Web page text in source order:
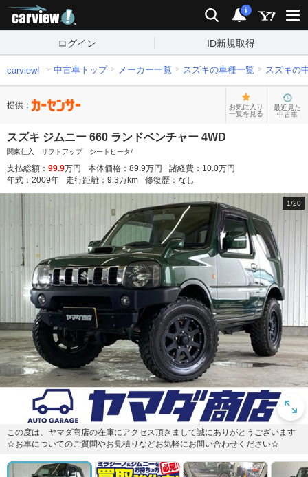
検索 通知
i
ログイン ID新規取得
carview! 中古車トップ メーカー一覧 スズキの車種一覧 スズキの
提供：
お気に入り
一覧を見る
最近見た
中古車
スズキ ジムニー 660 ランドベンチャー 4WD
関東仕入 リフトアップ シートヒータ/
支払総額： 99.9万円 本体価格： 89.9万円 諸経費： 10.0万円
年式： 2009年 走行距離： 9.3万km 修復歴： なし
1/20
この度は、ヤマダ商店の在庫にアクセス頂きまして誠にありがとうございます
☆お車についてのご質問やお見積りなどお気軽にお問い合わせください☆